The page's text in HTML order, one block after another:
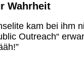
Wahrheit
kam bei ihm
Outreach“